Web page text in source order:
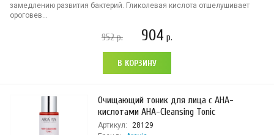
замедлению развития бактерий. Гликолевая кислота отшелушивает
ороговев...
952р. 904 р.
В КОРЗИНУ
Очищающий тоник для лица с AHA-
кислотами AHA-Cleansing Tonic
Артикул:
28129